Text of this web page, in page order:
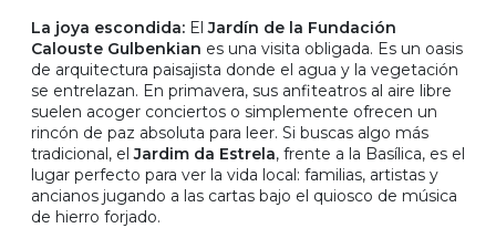
La joya escondida: ElJardín de la Fundación
Calouste Gulbenkian es una visita obligada. Es un oasis
de arquitectura paisajista donde el agua y la vegetación
se entrelazan. En primavera, sus anfiteatros al aire libre
suelen acoger conciertos o simplemente ofrecen un
rincón de paz absoluta para leer. Si buscas algo más
tradicional, elJardim da Estrela, frente a la Basílica, es el
lugar perfecto para ver la vida local: familias, artistas y
ancianos jugando a las cartas bajo el quiosco de música
de hierro forjado.